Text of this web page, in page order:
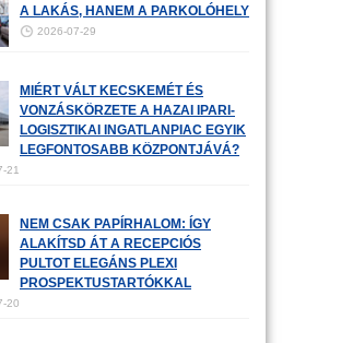
A LAKÁS, HANEM A PARKOLÓHELY
2026-07-29
MIÉRT VÁLT KECSKEMÉT ÉS
VONZÁSKÖRZETE A HAZAI IPARI-
LOGISZTIKAI INGATLANPIAC EGYIK
LEGFONTOSABB KÖZPONTJÁVÁ?
21
NEM CSAK PAPÍRHALOM: ÍGY
ALAKÍTSD ÁT A RECEPCIÓS
PULTOT ELEGÁNS PLEXI
PROSPEKTUSTARTÓKKAL
20